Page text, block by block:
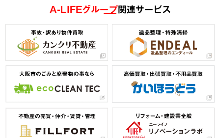
A-LIFEグループ関連サービス